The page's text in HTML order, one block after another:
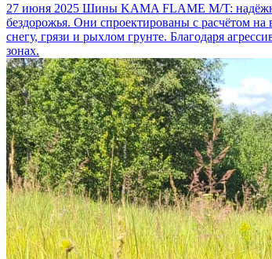
27 июня 2025 Шины KAMA FLAME M/T:
бездорожья. Они спроектированы с расчётом
снегу, грязи и рыхлом грунте. Благодаря
зонах.